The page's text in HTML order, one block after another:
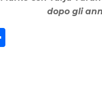
dopo gli
C